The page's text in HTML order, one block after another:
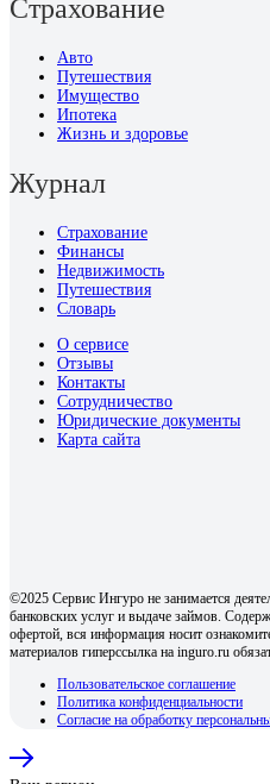
Страхование
Авто
Путешествия
Имущество
Ипотека
Жизнь и здоровье
Журнал
Страхование
Финансы
Недвижимость
Путешествия
Словарь
О сервисе
Отзывы
Контакты
Сотрудничество
Юридические документы
Карта сайта
©2025 Сервис Ингуро не занимается
банковских услуг и выдаче займов.
офертой, вся информация носит
материалов гиперссылка на inguro.ru
Пользовательское соглашение
Политика конфиденциальности
Согласие на обработку